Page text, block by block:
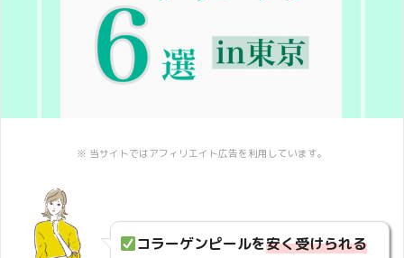
※ 当サイトではアフィリエイト広告を利用しています。
コラーゲンピールを安く受けられる